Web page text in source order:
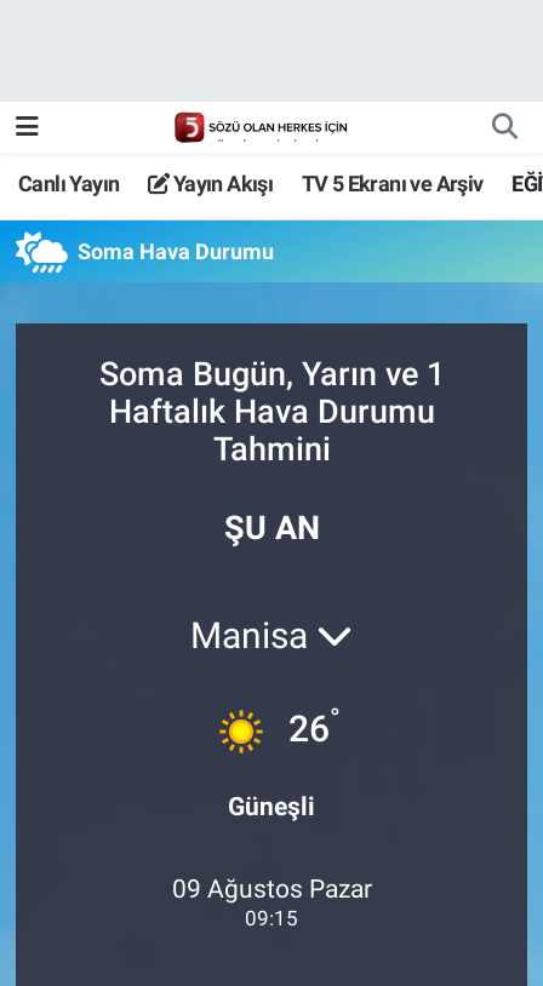
Canlı Yayın Yayın Akışı TV 5 Ekranı ve Arşiv
Soma Hava Durumu
Soma Bugün, Yarın ve 1
Haftalık Hava Durumu
Tahmini
ŞU AN
Manisa
26°
Güneşli
09 Ağustos Pazar
09:15
TV 5 Ekranı ve Arşiv